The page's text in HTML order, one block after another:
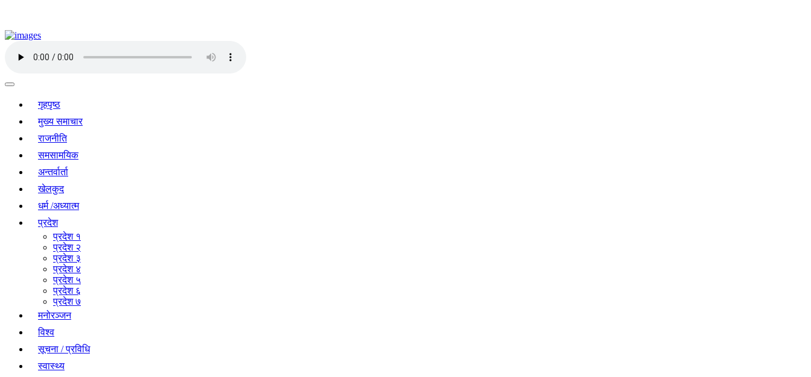
गृहपृष्ठ
मुख्य समाचार
राजनीति
समसामयिक
अन्तर्वार्ता
खेलकुद
धर्म /अध्यात्म
प्रदेश
प्रदेश १
प्रदेश २
प्रदेश ३
प्रदेश ४
प्रदेश ५
प्रदेश ६
प्रदेश ७
मनोरञ्जन
विश्व
सूचना / प्रविधि
स्वास्थ्य